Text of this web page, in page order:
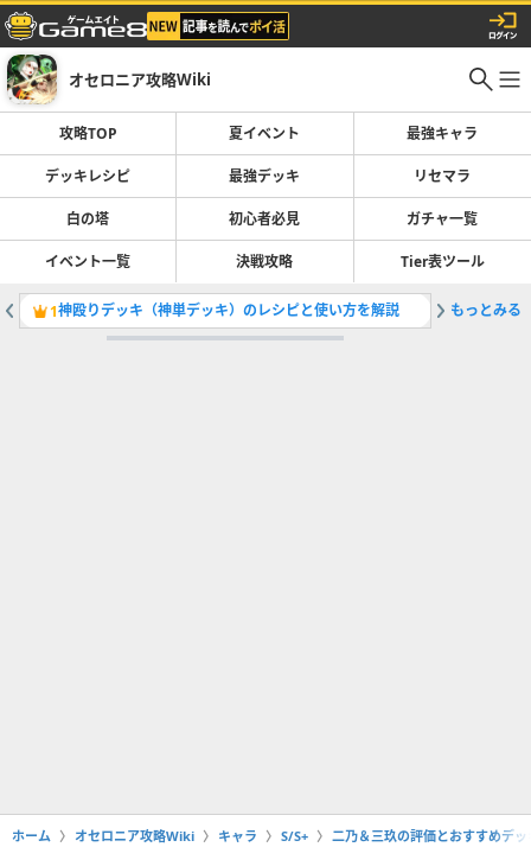
オセロニア攻略Wiki
攻略TOP 夏イベント 最強キャラ
デッキレシピ 最強デッキ リセマラ
白の塔 初心者必見 ガチャ一覧
イベント一覧 決戦攻略 Tier表ツール
1神殴りデッキ（神単デッキ）のレシピと使い方を解説 2最強デ
もっとみる
ホーム オセロニア攻略Wiki キャラ S/S+ 二乃＆三玖の評価とおすすめデ